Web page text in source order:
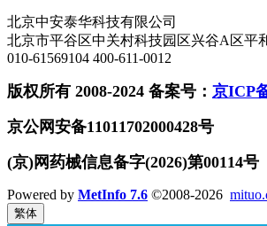
北京中安泰华科技有限公司
北京市平谷区中关村科技园区兴谷A区平
010-61569104 400-611-0012
版权所有 2008-2024 备案号： 京ICP
京公网安备11011702000428号
(京)网药械信息备字(2026)第00114号
Powered by MetInfo 7.6 ©2008-2026
繁体